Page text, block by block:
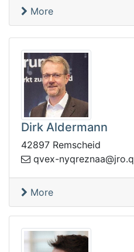
More
Dirk Aldermann
42897 Remscheid
q.orj@aanzerqyn-xevq
More